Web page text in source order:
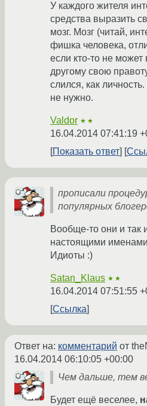
У каждого жителя
средства выразить
мозг. Мозг (читай,
фишка человека,
если кто-то не может
другому свою
слился, как
не нужно.
Valdor ★★
16.04.2014 07:41:19
Показать ответ
прописали
популярных
Вообще-то они и так
настоящими
Идиоты :)
Satan_Klaus ★★
16.04.2014 07:51:55
Ссылка
Ответ на: комментарий от
16.04.2014 06:10:05 +00:00
Чем дальше, тем
Будет ещё веселее,